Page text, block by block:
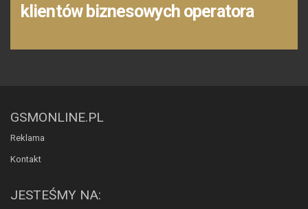
klientów biznesowych operatora
GSMONLINE.PL
Reklama
Kontakt
JESTEŚMY NA: